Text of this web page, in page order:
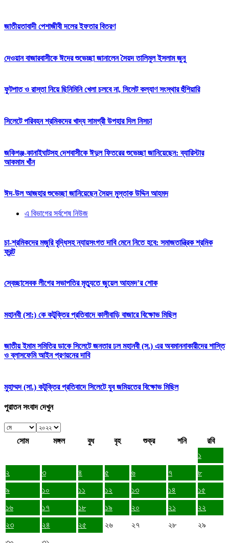
জাতীয়তাবাদী পেশাজীবী দলের ইফতার বিতরণ
দেওয়ান বাজারবাসীকে ঈদের শুভেচ্ছা জানালেন সৈয়দ তালিমুল ইসলাম জুনু
ফুটপাত ও রাস্তা নিয়ে ছিনিমিনি খেলা চলবে না, সিলেট কল্যাণ সংস্থার হুঁশিয়ারি
সিলেটে পরিবহন শ্রমিকদের খাদ্য সামগ্রী উপহার দিল নিসচা
জকিগঞ্জ-কানাইঘাটসহ দেশবাসীকে ঈদুল ফিতরের শুভেচ্ছা জানিয়েছেন: ব্যারিস্টার
আকমাম খাঁন
ঈদ-উল আজহার শুভেচ্ছা জানিয়েছেন সৈয়দ মুস্তাক উদ্দিন আহমদ
এ বিভাগের সর্বশেষ নিউজ
চা-শ্রমিকদের মজুরি বৃদ্ধিসহ ন্যায়সংগত দাবি মেনে নিতে হবে: সমাজতান্ত্রিক শ্রমিক
ফ্রন্ট
স্বেচ্ছাসেবক লীগের সভাপতির মৃত্যুতে জুয়েল আহমদ’র শোক
মহানবী (সা:) কে কটূক্তির প্রতিবাদে কালীবাড়ি বাজারে বিক্ষোভ মিছিল
জাতীয় ইমাম সমিতির ডাকে সিলেটে জনতার ঢল মহানবী (স.) এর অবমাননাকারীদের শাস্তি
ও ব্লাসফেমি আইন প্রণয়নের দাবি
মুহাম্মদ (সা.) কটুক্তির প্রতিবাদে সিলেটে যুব জমিয়তের বিক্ষোভ মিছিল
পুরাতন সংবাদ দেখুন
সোম মঙ্গল বুধ বৃহ শুক্র শনি
রবি
১
২
৩ ৪ ৫ ৬ ৭
৮
৯
১০ ১১ ১২ ১৩ ১৪
১৫
১৬
১৭ ১৮ ১৯ ২০ ২১
২২
২৩
২৪ ২৫ ২৬ ২৭ ২৮
২৯